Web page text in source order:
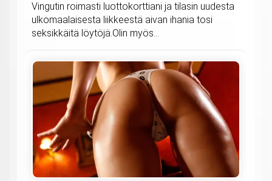
Vingutin roimasti luottokorttiani ja tilasin uudesta
ulkomaalaisesta liikkeestä aivan ihania tosi
seksikkäitä löytöjä.Olin myös...